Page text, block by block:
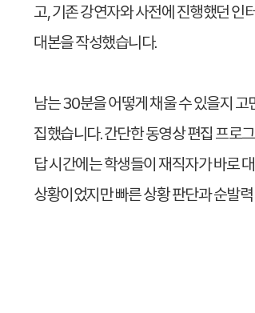
고, 기존 강연자와 사전에 진행했던
대본을 작성했습니다.
남는 30분을 어떻게 채울 수 있을지 고
집했습니다. 간단한 동영상 편집 프로
답 시간에는 학생들이 재직자가 바로
상황이었지만 빠른 상황 판단과 순발